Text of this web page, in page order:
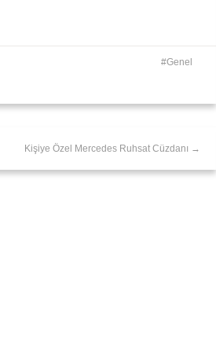
Genel
Kişiye Özel Mercedes Ruhsat Cüzdanı →